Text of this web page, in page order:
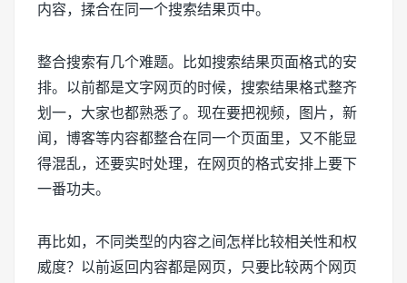
内容，揉合在同一个搜索结果页中。
整合搜索有几个难题。比如搜索结果页面格式的安
排。以前都是文字网页的时候，搜索结果格式整齐
划一，大家也都熟悉了。现在要把视频，图片，新
闻，博客等内容都整合在同一个页面里，又不能显
得混乱，还要实时处理，在网页的格式安排上要下
一番功夫。
再比如，不同类型的内容之间怎样比较相关性和权
威度？以前返回内容都是网页，只要比较两个网页